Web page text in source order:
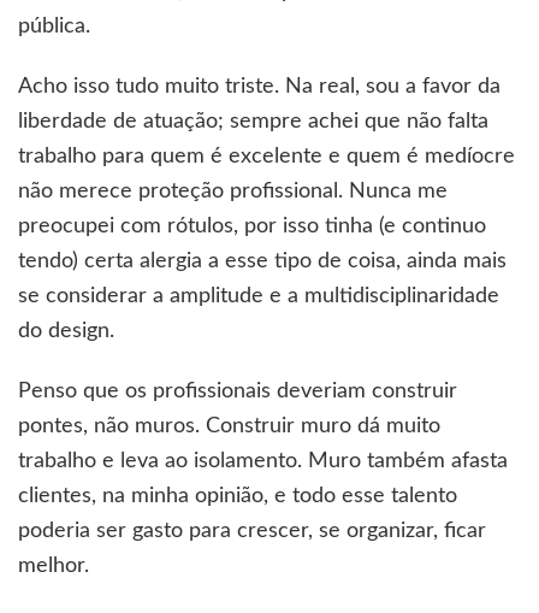
pública.
Acho isso tudo muito triste. Na real, sou a favor da
liberdade de atuação; sempre achei que não falta
trabalho para quem é excelente e quem é medíocre
não merece proteção profissional. Nunca me
preocupei com rótulos, por isso tinha (e continuo
tendo) certa alergia a esse tipo de coisa, ainda mais
se considerar a amplitude e a multidisciplinaridade
do design.
Penso que os profissionais deveriam construir
pontes, não muros. Construir muro dá muito
trabalho e leva ao isolamento. Muro também afasta
clientes, na minha opinião, e todo esse talento
poderia ser gasto para crescer, se organizar, ficar
melhor.